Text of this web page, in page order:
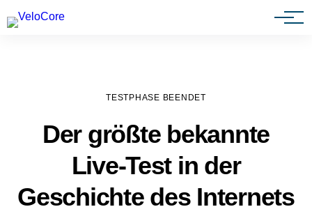
Agenturen & Webdesigner
TESTPHASE BEENDET
Der größte bekannte
Live-Test in der
Geschichte des Internets